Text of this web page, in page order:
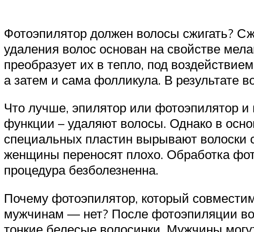
Фотоэпилятор должен волосы сжигать?
удаления волос основан на свойстве
преобразует их в тепло, под
а затем и сама фолликула. В результате
Что лучше, эпилятор или фотоэпилятор
функции – удаляют волосы. Однако в
специальных пластин вырывают волоски
женщины переносят плохо. Обработка
процедура безболезненна.
Почему фотоэпилятор, который
мужчинам — нет? После фотоэпиляции